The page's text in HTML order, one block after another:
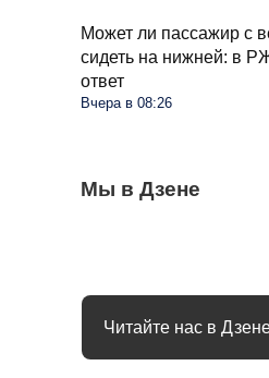
Может ли пассажир с
сидеть на нижней: в
ответ
Вчера в 08:26
Мы в Дзене
Что изменится в жизни
введением цифрового
Муравьев и след
Когда можно выезжать
Читайте нас в